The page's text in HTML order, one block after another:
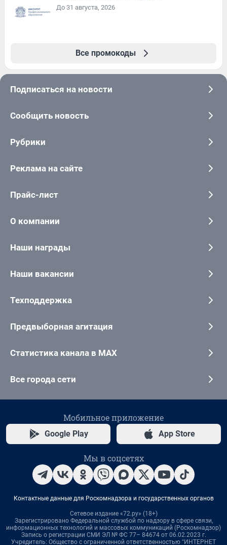
До 31 августа, 2026
Все промокоды
Подписаться на новости
Сообщить новость
Рубрики
Реклама на сайте
Прайс-лист
О компании
Наши награды
Наши вакансии
Техподдержка
Предвыборная агитация
Статистика канала в MAX
Все города сети
Мобильное приложение
Google Play App Store
Мы в соцсетях
Контактные данные для Роскомнадзора и государственных органов
Сетевое издание «72.ру» (18+)
Зарегистрировано Федеральной службой по надзору в сфере связи,
информационных технологий и массовых коммуникаций (Роскомнадзор)
Запись о регистрации СМИ ЭЛ № ФС 77– 84674 от 06.02.2023 г.
Учредитель: Общество с ограниченной ответственностью "ИНТЕРНЕТ